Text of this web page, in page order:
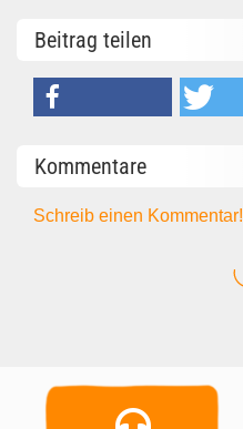
Beitrag teilen
Kommentare
Schreib einen Kommentar!